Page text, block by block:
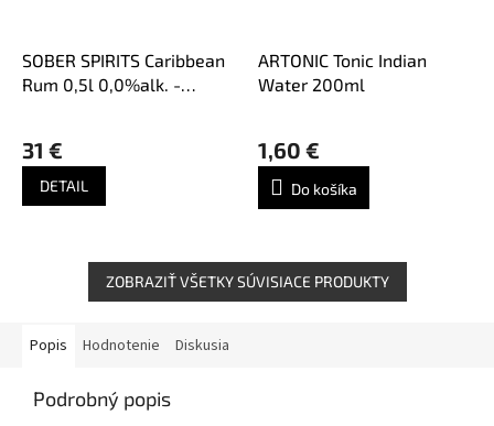
SOBER SPIRITS Caribbean
Rum 0,5l 0,0%alk. -
31 €
DETAIL
ARTONIC Tonic Indian
Water 200ml
1,60 €
Do košíka
ZOBRAZIŤ VŠETKY SÚVISIACE PRODUKTY
Popis Hodnotenie Diskusia
Podrobný popis